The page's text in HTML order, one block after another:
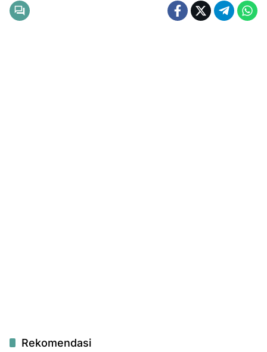
Rekomendasi